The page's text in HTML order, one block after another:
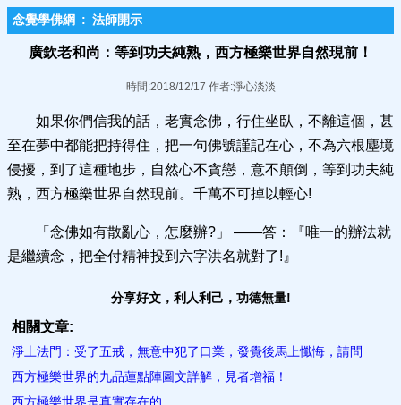
念覺學佛網 : 法師開示
廣欽老和尚：等到功夫純熟，西方極樂世界自然現前！
時間:2018/12/17 作者:淨心淡淡
如果你們信我的話，老實念佛，行住坐臥，不離這個，甚
至在夢中都能把持得住，把一句佛號謹記在心，不為六根塵境
侵擾，到了這種地步，自然心不貪戀，意不顛倒，等到功夫純
熟，西方極樂世界自然現前。千萬不可掉以輕心!
「念佛如有散亂心，怎麼辦?」 ——答：『唯一的辦法就
是繼續念，把全付精神投到六字洪名就對了!』
分享好文，利人利己，功德無量!
相關文章:
淨土法門：受了五戒，無意中犯了口業，發覺後馬上懺悔，請問
西方極樂世界的九品蓮點陣圖文詳解，見者增福！
西方極樂世界是真實存在的